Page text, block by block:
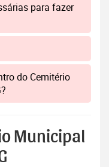
para fazer
do Cemitério
Municipal